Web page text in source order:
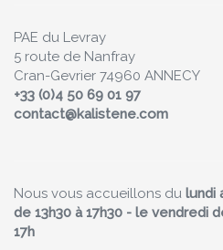
PAE du Levray
5 route de Nanfray
Cran-Gevrier 74960 ANNECY
+33 (0)4 50 69 01 97
contact@kalistene.com
Nous vous accueillons du lundi
de 13h30 à 17h30 - le vendredi
17h